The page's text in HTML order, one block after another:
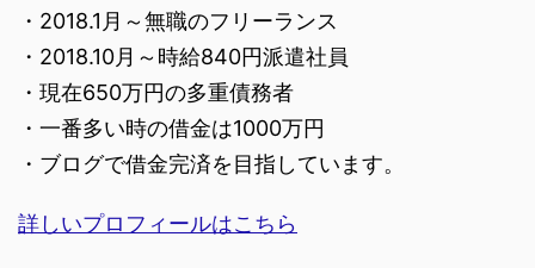
・2018.1月～無職のフリーランス
・2018.10月～時給840円派遣社員
・現在650万円の多重債務者
・一番多い時の借金は1000万円
・ブログで借金完済を目指しています。
詳しいプロフィールはこちら